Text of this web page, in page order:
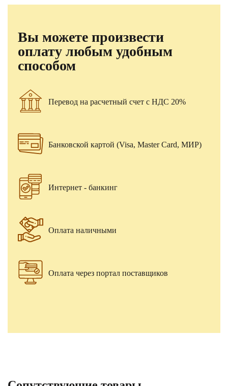
Вы можете произвести
оплату любым удобным
способом
Перевод на расчетный счет с НДС 20%
Банковской картой (Visa, Master Card, МИР)
Интернет - банкинг
Оплата наличными
Оплата через портал поставщиков